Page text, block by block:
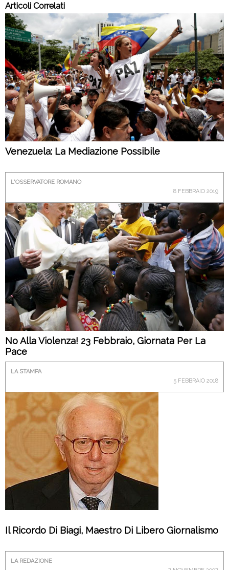
Articoli Correlati
Venezuela: La Mediazione Possibile
L'OSSERVATORE ROMANO
8 FEBBRAIO 2019
No Alla Violenza! 23 Febbraio, Giornata Per La
Pace
LA STAMPA
5 FEBBRAIO 2018
Il Ricordo Di Biagi, Maestro Di Libero Giornalismo
LA REDAZIONE